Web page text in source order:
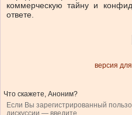
коммерческую тайну и
ответе.
версия
Что скажете, Аноним?
Если Вы зарегистрированный